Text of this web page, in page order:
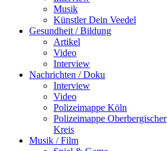
Musik
Künstler Dein Veedel
Gesundheit / Bildung
Artikel
Video
Interview
Nachrichten / Doku
Interview
Video
Polizeimappe Köln
Polizeimappe Oberbergischer
Kreis
Musik / Film